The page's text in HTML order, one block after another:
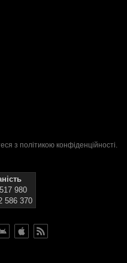
з політикою конфіденційності.
517 980
586 370